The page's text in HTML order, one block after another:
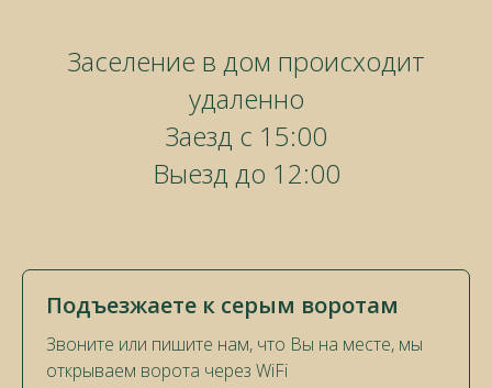
Заселение в дом происходит
удаленно
Заезд с 15:00
Выезд до 12:00
Подъезжаете к серым воротам
Звоните или пишите нам, что Вы на месте, мы
открываем ворота через WiFi